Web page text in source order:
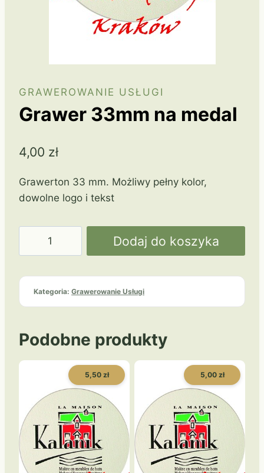
GRAWEROWANIE USŁUGI
Grawer 33mm na medal
4,00 zł
Grawerton 33 mm. Możliwy pełny kolor,
dowolne logo i tekst
na
medal
Dodaj do koszyka
Kategoria: Grawerowanie Usługi
Podobne produkty
5,50 zł 5,00 zł